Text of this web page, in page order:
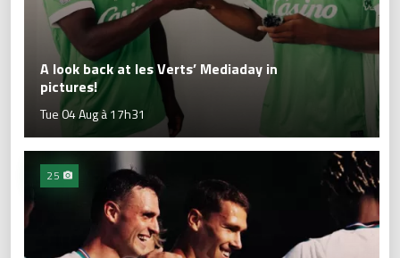
A look back at les Verts’ Mediaday in
pictures!
Tue 04 Aug à 17h31
25